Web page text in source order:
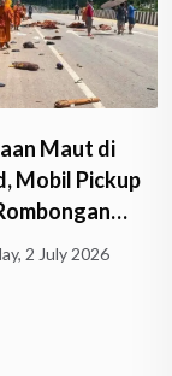
Maut di
Mobil Pickup
2 July 2026